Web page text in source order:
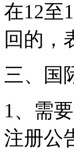
在12至
回的，
三、国
1、需
注册公